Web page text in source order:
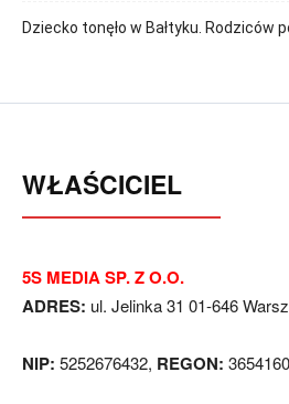
Dziecko tonęło w Bałtyku. Rodziców
WŁAŚCICIEL
5S MEDIA SP. Z O.O.
ADRES: ul. Jelinka 31 01-646
NIP: 5252676432, REGON: